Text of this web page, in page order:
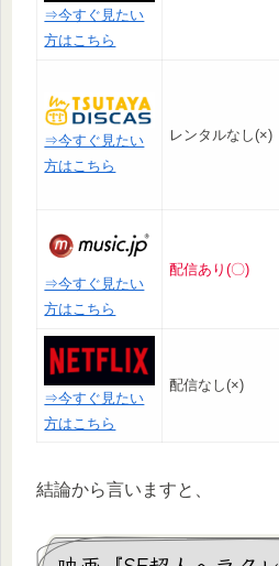
⇒今すぐ見たい
方はこちら
⇒今すぐ見たい
方はこちら
レンタルなし(×)
⇒今すぐ見たい
方はこちら
配信あり(〇)
⇒今すぐ見たい
方はこちら
配信なし(×)
結論から言いますと、